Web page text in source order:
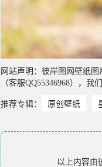
网站声明：彼岸图网壁纸
（客服QQ55346968），我
推荐专辑： 原创壁纸
以上内容由